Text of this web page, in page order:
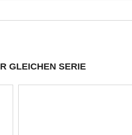
GLEICHEN SERIE